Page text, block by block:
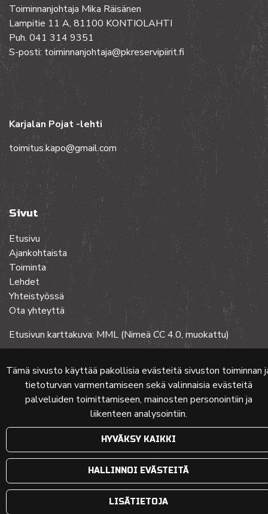
Tämä sivusto käyttää pakollisia evästeitä sivuston toiminnan
tietoturvan varmentamiseen sekä valinnaisia evästeitä
palveluiden toimittamiseen, mainosten personointiin ja
liikenteen analysointiin.
HYVÄKSY KAIKKI
HALLINNOI EVÄSTEITÄ
LISÄTIETOJA
Toiminnanjohtaja Mika Räisänen
Lampitie 11 A, 81100 KONTIOLAHTI
Puh. 041 314 9351
S-posti: toiminnanjohtaja@pkreservipiirit.fi
Karjalan Pojat -lehti
toimitus.kapo@gmail.com
Sivut
Etusivu
Ajankohtaista
Toiminta
Lehdet
Yhteistyössä
Ota yhteyttä
Etusivun karttakuva: MML (Nimeä CC 4.0, muokattu)
© 2024 PKMT | Verkkosivu atFlow Oy